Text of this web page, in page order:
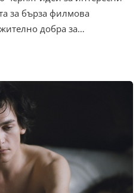
за бърза филмова
добра за…